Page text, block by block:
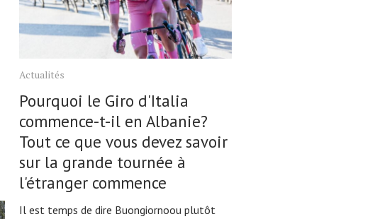
Actualités
Pourquoi le Giro d'Italia
commence-t-il en Albanie?
Tout ce que vous devez savoir
sur la grande tournée à
l'étranger commence
Il est temps de dire Buongiornoou plutôt